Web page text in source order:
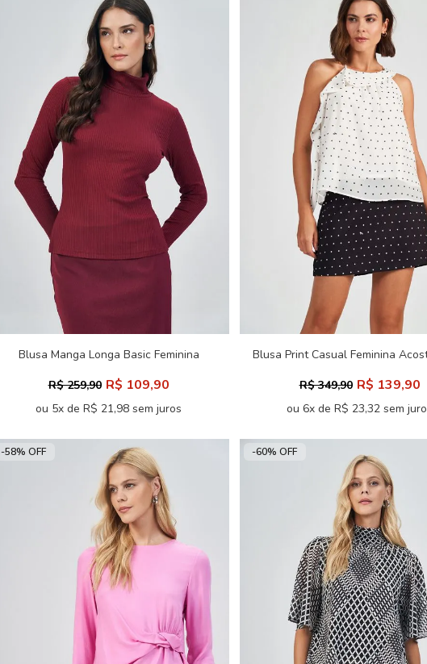
Blusa Manga Longa Basic Feminina
R$ 259,90 R$ 109,90
ou 5x de R$ 21,98 sem juros
Blusa Print Casual Feminina
R$ 349,90 R$ 139,90
ou 6x de R$ 23,32 sem
-58% OFF -60% OFF